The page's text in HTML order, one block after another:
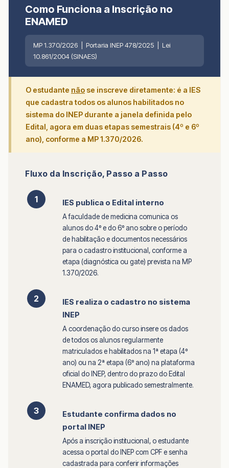
Como Funciona a Inscrição no
ENAMED
MP 1.370/2026 | Portaria INEP 478/2025 | Lei
10.861/2004 (SINAES)
O estudante não se inscreve diretamente: é a IES
que cadastra todos os alunos habilitados no
sistema do INEP durante a janela definida pelo
Edital, agora em duas etapas semestrais (4º e 6º
ano), conforme a MP 1.370/2026.
Fluxo da Inscrição, Passo a Passo
1 IES publica o Edital interno
A faculdade de medicina comunica os
alunos do 4º e do 6º ano sobre o período
de habilitação e documentos necessários
para o cadastro institucional, conforme a
etapa (diagnóstica ou gate) prevista na MP
1.370/2026.
2
IES realiza o cadastro no sistema
INEP
A coordenação do curso insere os dados
de todos os alunos regularmente
matriculados e habilitados na 1ª etapa (4º
ano) ou na 2ª etapa (6º ano) na plataforma
oficial do INEP, dentro do prazo do Edital
ENAMED, agora publicado semestralmente.
3
Estudante confirma dados no
portal INEP
Após a inscrição institucional, o estudante
acessa o portal do INEP com CPF e senha
cadastrada para conferir informações